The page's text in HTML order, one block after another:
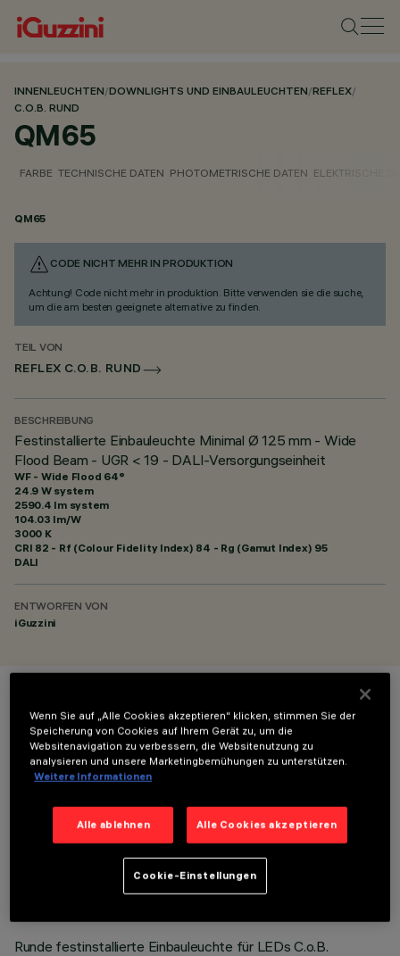
INNENLEUCHTEN/DOWNLIGHTS UND EINBAULEUCHTEN/REFLEX/
C.O.B. RUND
QM65
FARBE TECHNISCHE DATEN PHOTOMETRISCHE DATEN ELEKTRISCHE
QM65
CODE NICHT MEHR IN PRODUKTION
Achtung! Code nicht mehr in produktion. Bitte verwenden sie die suche,
um die am besten geeignete alternative zu finden.
TEIL VON
REFLEX C.O.B. RUND
BESCHREIBUNG
Festinstallierte Einbauleuchte Minimal Ø 125 mm - Wide
Flood Beam - UGR < 19 - DALI-Versorgungseinheit
WF - Wide Flood 64°
24.9 W system
2590.4 lm system
104.03 lm/W
3000 K
CRI 82 - Rf (Colour Fidelity Index) 84 - Rg (Gamut Index) 95
DALI
ENTWORFEN VON
iGuzzini
FARBE
TECHNISCHE DATEN
Runde festinstallierte Einbauleuchte für LEDs C.o.B.
Wenn Sie auf „Alle Cookies akzeptieren“ klicken, stimmen Sie der
Speicherung von Cookies auf Ihrem Gerät zu, um die
Websitenavigation zu verbessern, die Websitenutzung zu
analysieren und unsere Marketingbemühungen zu unterstützen.
Weitere Informationen
Alle ablehnen Alle Cookies akzeptieren
Cookie-Einstellungen